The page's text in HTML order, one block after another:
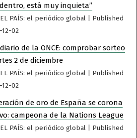
está muy inquieta”
PAÍS: el periódico global
Published
12-02
de la ONCE: comprobar sorteo
2 de diciembre
PAÍS: el periódico global
Published
12-02
de oro de España se corona
campeona de la Nations League
PAÍS: el periódico global
Published